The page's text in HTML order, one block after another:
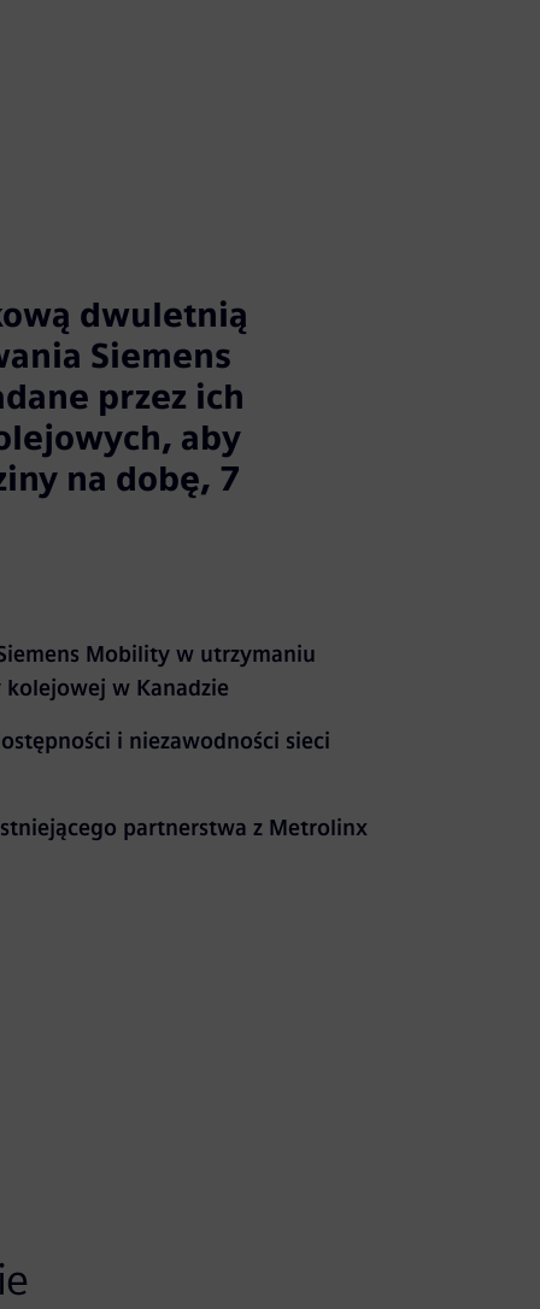
dwuletnią
Siemens
przez ich
aby
na dobę, 7
Mobility w utrzymaniu
w Kanadzie
i niezawodności sieci
partnerstwa z Metrolinx